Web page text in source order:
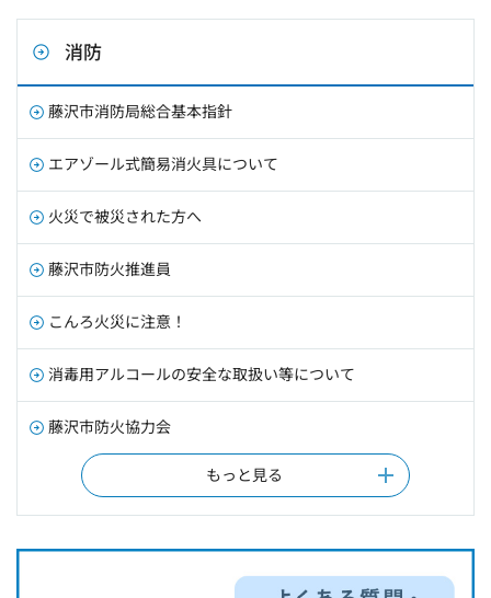
消防
藤沢市消防局総合基本指針
エアゾール式簡易消火具について
火災で被災された方へ
藤沢市防火推進員
こんろ火災に注意！
消毒用アルコールの安全な取扱い等について
藤沢市防火協力会
もっと見る